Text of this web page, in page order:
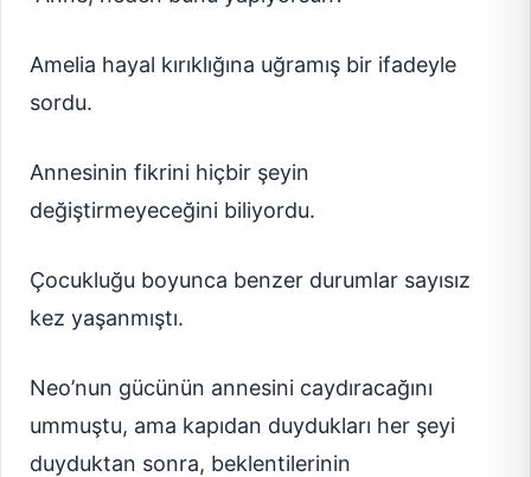
Amelia hayal kırıklığına uğramış bir ifadeyle
sordu.
Annesinin fikrini hiçbir şeyin
değiştirmeyeceğini biliyordu.
Çocukluğu boyunca benzer durumlar sayısız
kez yaşanmıştı.
Neo’nun gücünün annesini caydıracağını
ummuştu, ama kapıdan duydukları her şeyi
duyduktan sonra, beklentilerinin